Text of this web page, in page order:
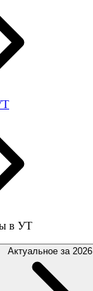
в УТ
Актуальное за